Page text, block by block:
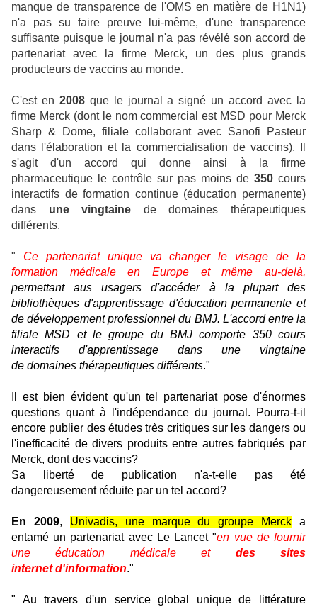
manque de transparence de l'OMS en matière de H1N1)
n'a pas su faire preuve lui-même, d'une transparence
suffisante puisque le journal n'a pas révélé son accord de
partenariat avec la firme Merck, un des plus grands
producteurs de vaccins au monde.
C'est en 2008que le journal a signé un accord avec la
firme Merck (dont le nom commercial est MSD pour Merck
Sharp & Dome, filiale collaborant avec Sanofi Pasteur
dans l'élaboration et la commercialisation de vaccins). Il
s'agit d'un accord qui donne ainsi à la firme
pharmaceutique le contrôle sur pas moins de 350 cours
interactifs de formation continue (éducation permanente)
dans une vingtaine de domaines thérapeutiques
différents.
" Ce partenariat unique va changer le visage de la
formation médicale en Europe et même au-delà,
permettant aus usagers d'accéder à la plupart des
bibliothèques d'apprentissage d'éducation permanente et
de développement professionnel du BMJ. L'accord entre la
filiale MSD et le groupe du BMJ comporte 350 cours
interactifs d'apprentissage dans une vingtaine
de domaines thérapeutiques différents."
Il est bien évident qu'un tel partenariat pose d'énormes
questions quant à l'indépendance du journal. Pourra-t-il
encore publier des études très critiques sur les dangers ou
l'inefficacité de divers produits entre autres fabriqués par
Merck, dont des vaccins?
Sa liberté de publication n'a-t-elle pas été
dangereusement réduite par un tel accord?
En 2009, Univadis, une marque du groupe Merck a
entamé un partenariat avec Le Lancet "en vue de fournir
une éducation médicale et des sites
internet d'information."
" Au travers d'un service global unique de littérature